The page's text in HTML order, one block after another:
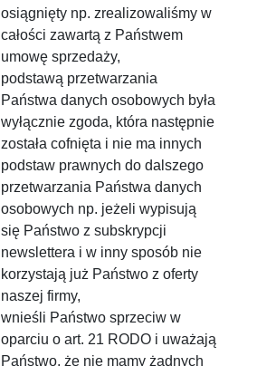
osiągnięty np. zrealizowaliśmy w
całości zawartą z Państwem
umowę sprzedaży,
podstawą przetwarzania
Państwa danych osobowych była
wyłącznie zgoda, która następnie
została cofnięta i nie ma innych
podstaw prawnych do dalszego
przetwarzania Państwa danych
osobowych np. jeżeli wypisują
się Państwo z subskrypcji
newslettera i w inny sposób nie
korzystają już Państwo z oferty
naszej firmy,
wnieśli Państwo sprzeciw w
oparciu o art. 21 RODO i uważają
Państwo, że nie mamy żadnych